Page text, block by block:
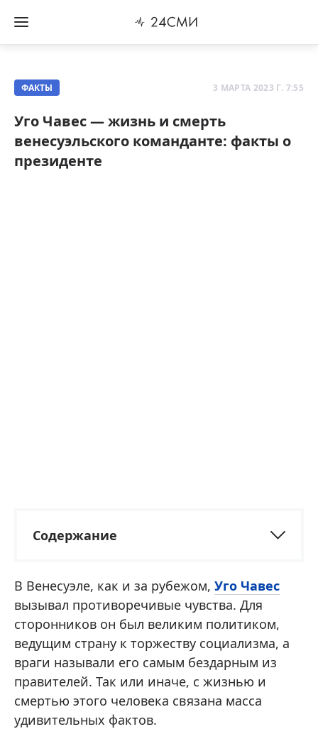
ФАКТЫ 3 МАРТА 2023 Г. 7:55
Уго Чавес — жизнь и смерть
венесуэльского команданте: факты о
президенте
Содержание
В Венесуэле, как и за рубежом, Уго Чавес
вызывал противоречивые чувства. Для
сторонников он был великим политиком,
ведущим страну к торжеству социализма, а
враги называли его самым бездарным из
правителей. Так или иначе, с жизнью и
смертью этого человека связана масса
удивительных фактов.